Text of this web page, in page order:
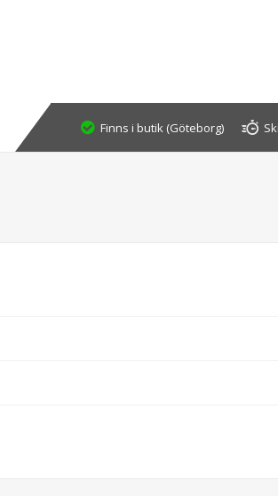
Finns i butik (Göteborg)